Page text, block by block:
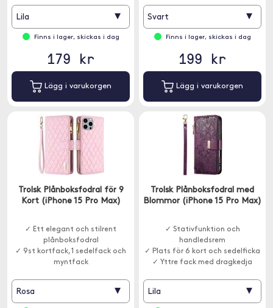
Lila ▾
Finns i lager, skickas i dag
179 kr
Lägg i varukorgen
Svart ▾
Finns i lager, skickas i dag
199 kr
Lägg i varukorgen
Trolsk Plånboksfodral för 9
Kort (iPhone 15 Pro Max)
✓ Ett elegant och stilrent
plånboksfodral
✓ 9st kortfack, 1 sedelfack och
myntfack
Rosa ▾
Trolsk Plånboksfodral med
Blommor (iPhone 15 Pro Max)
✓ Stativfunktion och
handledsrem
✓ Plats för 6 kort och sedelficka
✓ Yttre fack med dragkedja
Lila ▾